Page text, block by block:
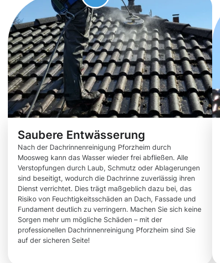
Saubere Entwässerung
Nach der Dachrinnenreinigung Pforzheim durch
Moosweg kann das Wasser wieder frei abfließen. Alle
Verstopfungen durch Laub, Schmutz oder Ablagerungen
sind beseitigt, wodurch die Dachrinne zuverlässig ihren
Dienst verrichtet. Dies trägt maßgeblich dazu bei, das
Risiko von Feuchtigkeitsschäden an Dach, Fassade und
Fundament deutlich zu verringern. Machen Sie sich keine
Sorgen mehr um mögliche Schäden – mit der
professionellen Dachrinnenreinigung Pforzheim sind Sie
auf der sicheren Seite!